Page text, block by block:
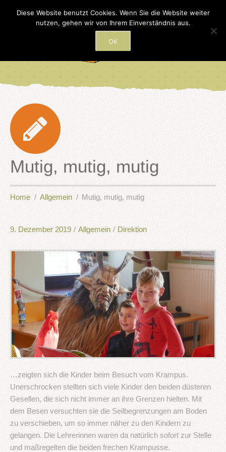
Mutig, mutig, mutig
Home Allgemein Mutig, mutig, mutig
9. Dezember 2019 / Allgemein / Direktion
…zeigten sich die Kinder beim Besuch vom Krampus.
Unerschrocken stellten sich viele Kinder den beiden düsteren
Gesellen, die sich nicht immer an ihre Grenzen hielten. Mit
dem Besen versuchten sie die Seilbegrenzungen am Boden
zu verschieben, um so immer näher zu den Kindern zu
gelangen. Die Lehrerinnen waren da natürlich sofort zur Stelle
und maßregelten die beiden frechen Krampusse.
Diese Website benutzt Cookies. Wenn Sie die Website weiter
nutzen, gehen wir von Ihrem Einverständnis aus.
OK